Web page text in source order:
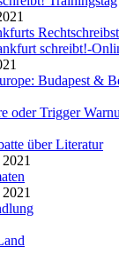
schreibt!-
Budapest &
oder Trigger
über Literatur